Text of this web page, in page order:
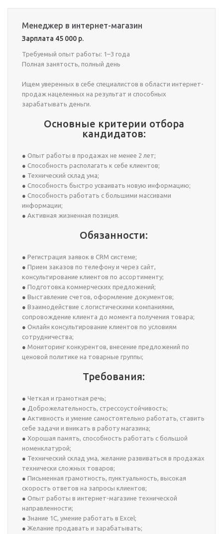
Менеджер в интернет-магазин
Зарплата 45 000 р.
Требуемый опыт работы: 1–3 года
Полная занятость, полный день
Ищем уверенных в себе специалистов в области интернет-
продаж нацеленных на результат и способных
зарабатывать деньги.
Основные критерии отбора
кандидатов:
Опыт работы в продажах не менее 2 лет;
Способность располагать к себе клиентов;
Технический склад ума;
Способность быстро усваивать новую информацию;
Способность работать с большими массивами
информации;
Активная жизненная позиция.
Обязанности:
Регистрация заявок в CRM системе;
Прием заказов по телефону и через сайт,
консультирование клиентов по ассортименту;
Подготовка коммерческих предложений;
Выставление счетов, оформление документов;
Взаимодействие с логистическими компаниями,
сопровождение клиента до момента получения товара;
Онлайн консультирование клиентов по условиям
сотрудничества;
Мониторинг конкурентов, внесение предложений по
ценовой политике на товарные группы;
Требования:
Четкая и грамотная речь;
Доброжелательность, стрессоустойчивость;
Активность и умение самостоятельно работать, ставить
себе задачи и вникать в работу магазина;
Хорошая память, способность работать с большой
номенклатурой;
Технический склад ума, желание развиваться в продажах
технически сложных товаров;
Письменная грамотность, пунктуальность, высокая
скорость ответов на запросы клиентов;
Опыт работы в интернет-магазине технической
направленности;
Знание 1С, умение работать в Excel;
Желание продавать и зарабатывать;